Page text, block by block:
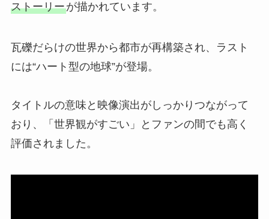
ストーリーが描かれています。
瓦礫だらけの世界から都市が再構築され、ラスト
には“ハート型の地球”が登場。
タイトルの意味と映像演出がしっかりつながって
おり、「世界観がすごい」とファンの間でも高く
評価されました。